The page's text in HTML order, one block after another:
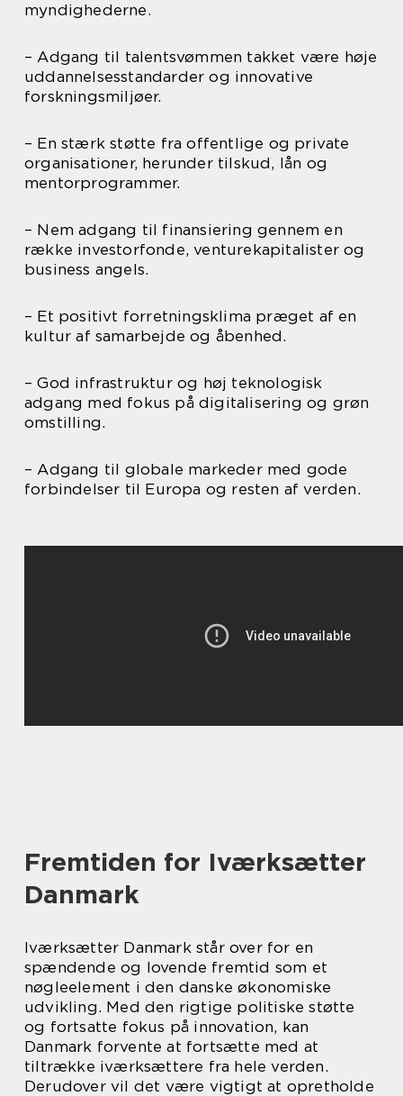
myndighederne.
– Adgang til talentsvømmen takket være høje
uddannelsesstandarder og innovative
forskningsmiljøer.
– En stærk støtte fra offentlige og private
organisationer, herunder tilskud, lån og
mentorprogrammer.
– Nem adgang til finansiering gennem en
række investorfonde, venturekapitalister og
business angels.
– Et positivt forretningsklima præget af en
kultur af samarbejde og åbenhed.
– God infrastruktur og høj teknologisk
adgang med fokus på digitalisering og grøn
omstilling.
– Adgang til globale markeder med gode
forbindelser til Europa og resten af verden.
Fremtiden for Iværksætter
Danmark
Iværksætter Danmark står over for en
spændende og lovende fremtid som et
nøgleelement i den danske økonomiske
udvikling. Med den rigtige politiske støtte
og fortsatte fokus på innovation, kan
Danmark forvente at fortsætte med at
tiltrække iværksættere fra hele verden.
Derudover vil det være vigtigt at opretholde